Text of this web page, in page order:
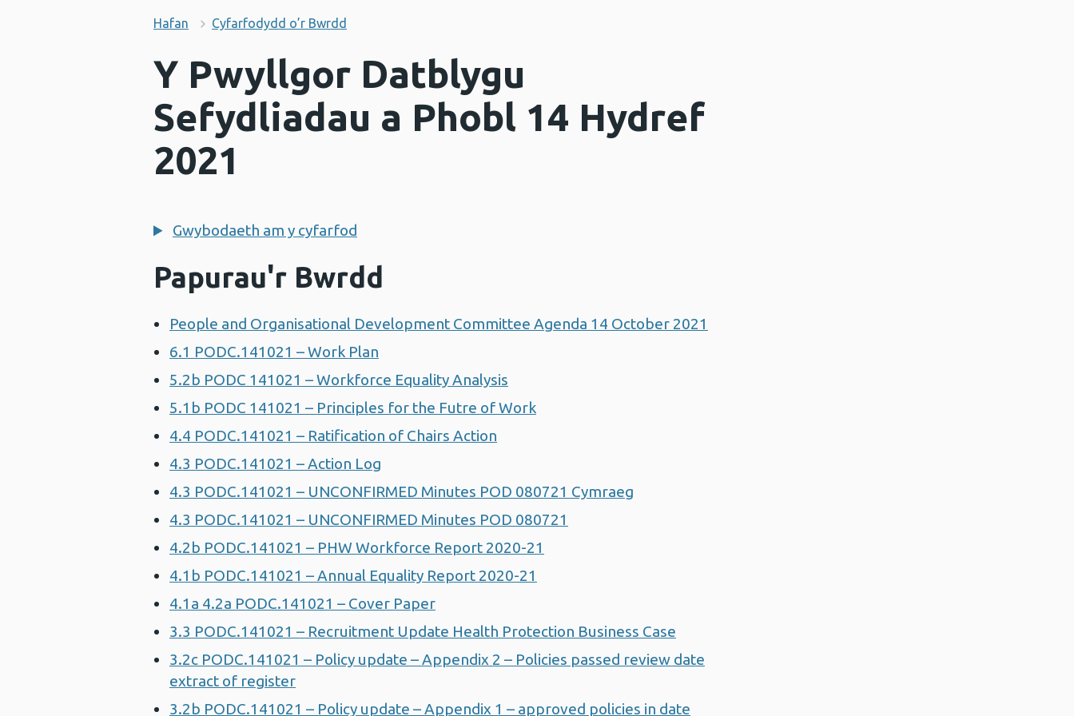
Hafan Cyfarfodydd o’r Bwrdd
Y Pwyllgor Datblygu
Sefydliadau a Phobl 14 Hydref
2021
Gwybodaeth am y cyfarfod
Papurau'r Bwrdd
People and Organisational Development Committee Agenda 14 October 2021
6.1 PODC.141021 – Work Plan
5.2b PODC 141021 – Workforce Equality Analysis
5.1b PODC 141021 – Principles for the Futre of Work
4.4 PODC.141021 – Ratification of Chairs Action
4.3 PODC.141021 – Action Log
4.3 PODC.141021 – UNCONFIRMED Minutes POD 080721 Cymraeg
4.3 PODC.141021 – UNCONFIRMED Minutes POD 080721
4.2b PODC.141021 – PHW Workforce Report 2020-21
4.1b PODC.141021 – Annual Equality Report 2020-21
4.1a 4.2a PODC.141021 – Cover Paper
3.3 PODC.141021 – Recruitment Update Health Protection Business Case
3.2c PODC.141021 – Policy update – Appendix 2 – Policies passed review date
extract of register
3.2b PODC.141021 – Policy update – Appendix 1 – approved policies in date